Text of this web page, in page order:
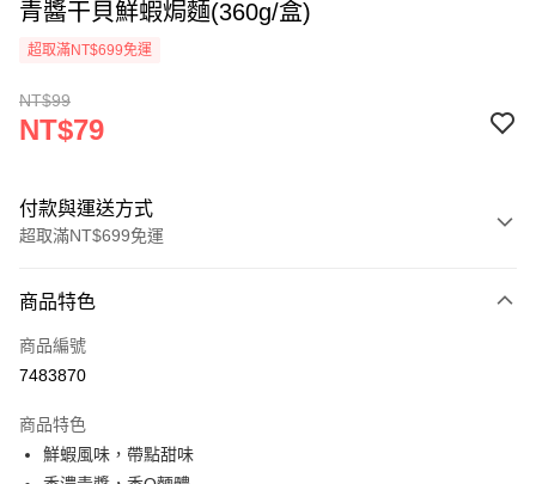
青醬干貝鮮蝦焗麵(360g/盒)
超取滿NT$699免運
NT$99
NT$79
付款與運送方式
超取滿NT$699免運
信用卡一次付款
運送方式
冷凍-全家取貨不付款
每筆NT$130，滿NT$699(含以上)免運費
商品特色
商品編號
7483870
商品特色
鮮蝦風味，帶點甜味